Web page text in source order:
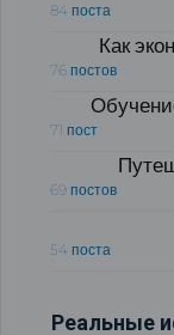
84 поста
Как
76 постов
71 пост
69 постов
54 поста
Реальные